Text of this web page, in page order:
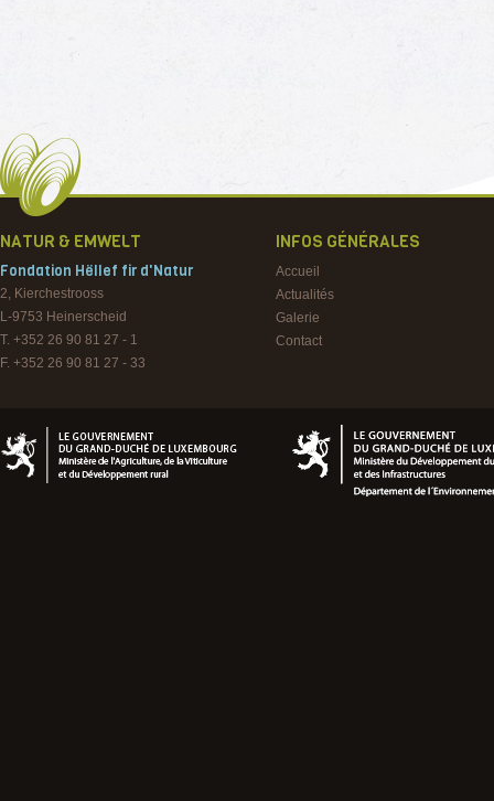
NATUR & EMWELT
Fondation Hëllef fir d'Natur
2, Kierchestrooss
L-9753 Heinerscheid
T. +352 26 90 81 27 - 1
F. +352 26 90 81 27 - 33
INFOS GÉNÉRALES
Accueil
Actualités
Galerie
Contact